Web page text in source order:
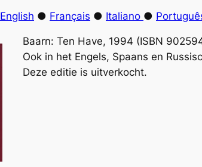
English ● Français ● Italiano ●
Baarn: Ten Have, 1994 (ISBN
Ook in het Engels, Spaans en
Deze editie is uitverkocht.